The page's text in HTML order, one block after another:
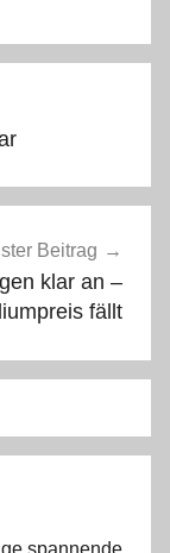
Beitrag
klar an –
fällt
spannende